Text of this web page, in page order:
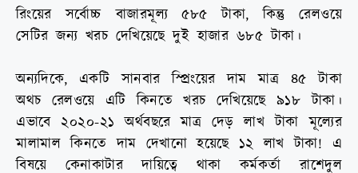
রিংয়ের সর্বোচ্চ বাজারমূল্য ৫৮৫ টাকা, কিন্তু রেলওয়ে
সেটির জন্য খরচ দেখিয়েছে দুই হাজার ৬৮৫ টাকা।
অন্যদিকে, একটি সানবার স্প্রিংয়ের দাম মাত্র ৪৫ টাকা
অথচ রেলওয়ে এটি কিনতে খরচ দেখিয়েছে ৯১৮ টাকা।
এভাবে ২০২০-২১ অর্থবছরে মাত্র দেড় লাখ টাকা মূল্যের
মালামাল কিনতে দাম দেখানো হয়েছে ১২ লাখ টাকা! এ
বিষয়ে কেনাকাটার দায়িত্বে থাকা কর্মকর্তা রাশেদুল